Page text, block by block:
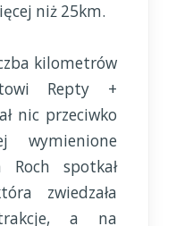
niż 25km.
kilometrów
Repty +
nic przeciwko
wymienione
Roch spotkał
zwiedzała
a na